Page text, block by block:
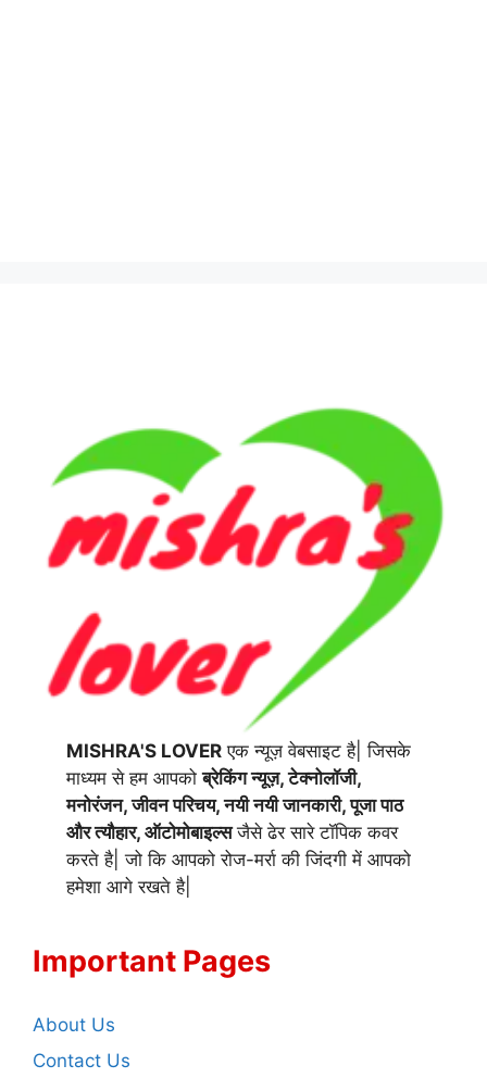
MISHRA'S LOVER एक न्यूज़ वेबसाइट है| जिसके
माध्यम से हम आपकोब्रेकिंग न्यूज़, टेक्नोलॉजी,
मनोरंजन, जीवन परिचय, नयी नयी जानकारी, पूजा पाठ
और त्यौहार, ऑटोमोबाइल्सजैसे ढेर सारे टॉपिक कवर
करते है| जो कि आपको रोज-मर्रा की जिंदगी में आपको
हमेशा आगे रखते है|
Important Pages
About Us
Contact Us